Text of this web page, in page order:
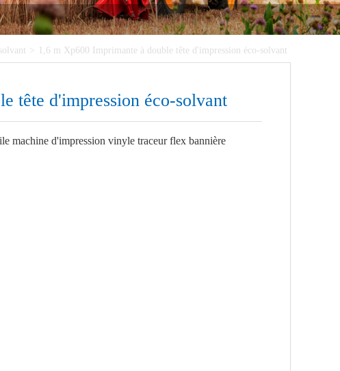
> 1,6 m Xp600 Imprimante à double tête d'impression éco-solvant
tête d'impression éco-solvant
machine d'impression vinyle traceur flex bannière